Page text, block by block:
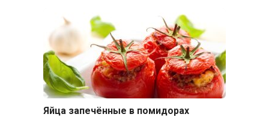
Яйца запечённые в помидорах